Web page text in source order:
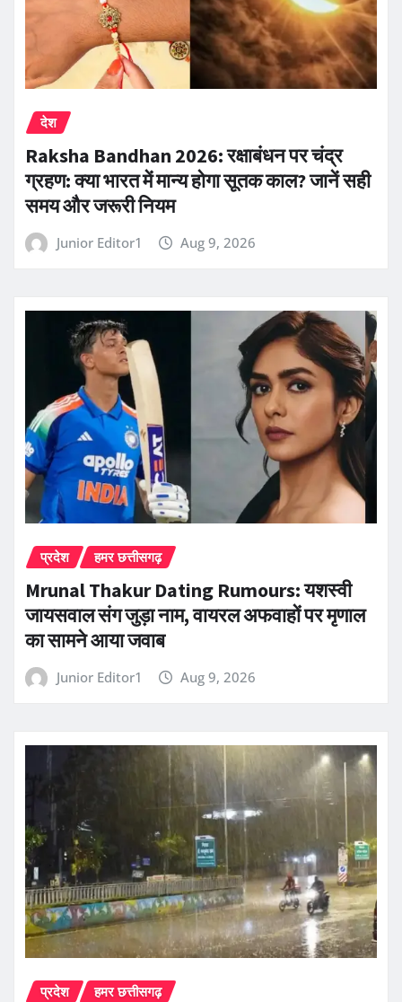
देश
Raksha Bandhan 2026: रक्षाबंधन पर चंद्र
ग्रहण: क्या भारत में मान्य होगा सूतक काल? जानें सही
समय और जरूरी नियम
Junior Editor1 Aug 9, 2026
प्रदेश हमर छत्तीसगढ़
Mrunal Thakur Dating Rumours: यशस्वी
जायसवाल संग जुड़ा नाम, वायरल अफवाहों पर मृणाल
का सामने आया जवाब
Junior Editor1 Aug 9, 2026
प्रदेश हमर छत्तीसगढ़